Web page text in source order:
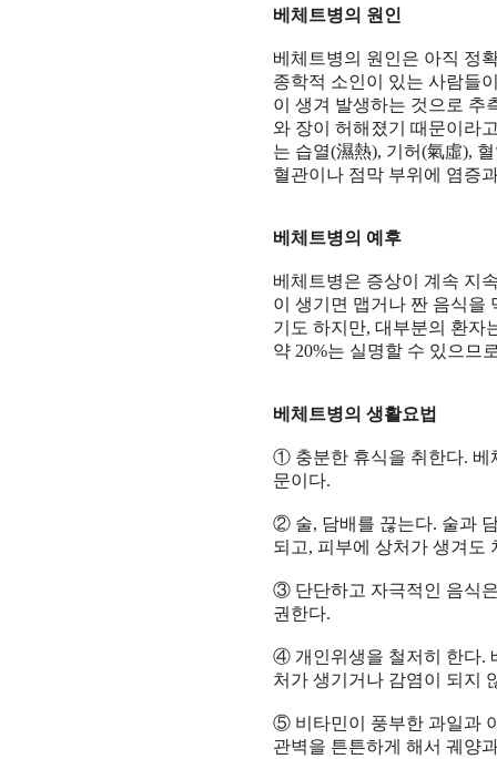
베체트병의 원인
베체트병의 원인은 아직 정
종학적 소인이 있는 사람들
이 생겨 발생하는 것으로 추
와 장이 허해졌기 때문이라
는 습열(濕熱), 기허(氣虛),
혈관이나 점막 부위에 염증
베체트병의 예후
베체트병은 증상이 계속 지
이 생기면 맵거나 짠 음식을
기도 하지만,대부분의 환자
약 20%는 실명할 수 있으므
베체트병의 생활요법
① 충분한 휴식을 취한다. 베
문이다.
② 술, 담배를 끊는다. 술과
되고, 피부에 상처가 생겨도
③ 단단하고 자극적인 음식
권한다.
④ 개인위생을 철저히 한다.
처가 생기거나 감염이 되지
⑤ 비타민이 풍부한 과일과
관벽을 튼튼하게 해서 궤양